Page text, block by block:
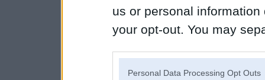
us or personal
your opt-out. You may
Personal Data Processing Opt Outs